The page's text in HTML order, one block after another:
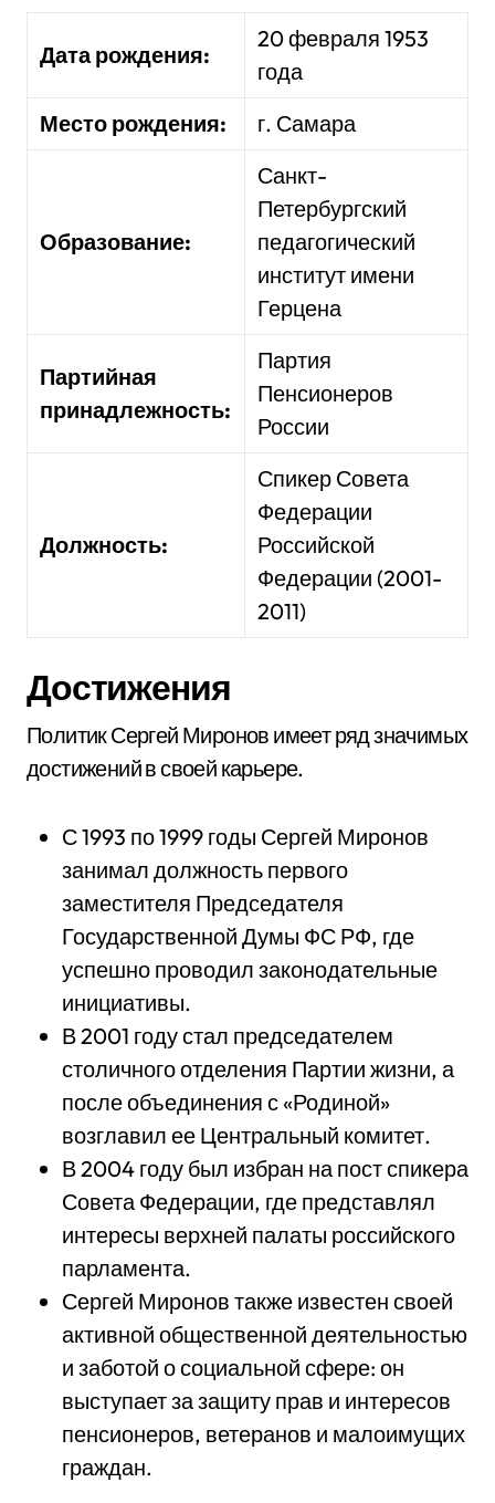
Дата рождения:
20 февраля 1953
года
Место рождения:
г. Самара
Образование:
Санкт-
Петербургский
педагогический
институт имени
Герцена
Партийная
принадлежность:
Партия
Пенсионеров
России
Должность:
Спикер Совета
Федерации
Российской
Федерации (2001-
2011)
Достижения
Политик Сергей Миронов имеет ряд значимых
достижений в своей карьере.
С 1993 по 1999 годы Сергей Миронов
занимал должность первого
заместителя Председателя
Государственной Думы ФС РФ, где
успешно проводил законодательные
инициативы.
В 2001 году стал председателем
столичного отделения Партии жизни, а
после объединения с «Родиной»
возглавил ее Центральный комитет.
В 2004 году был избран на пост спикера
Совета Федерации, где представлял
интересы верхней палаты российского
парламента.
Сергей Миронов также известен своей
активной общественной деятельностью
и заботой о социальной сфере: он
выступает за защиту прав и интересов
пенсионеров, ветеранов и малоимущих
граждан.